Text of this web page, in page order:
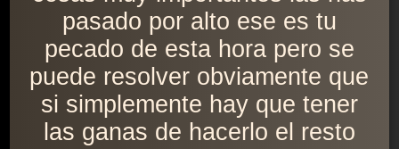
pasado por alto ese es tu
pecado de esta hora pero se
puede resolver obviamente que
si simplemente hay que tener
las ganas de hacerlo el resto